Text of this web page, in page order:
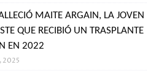
MAITE ARGAIN, LA JOVEN
QUE RECIBIÓ UN TRASPLANTE
EN 2022
2025